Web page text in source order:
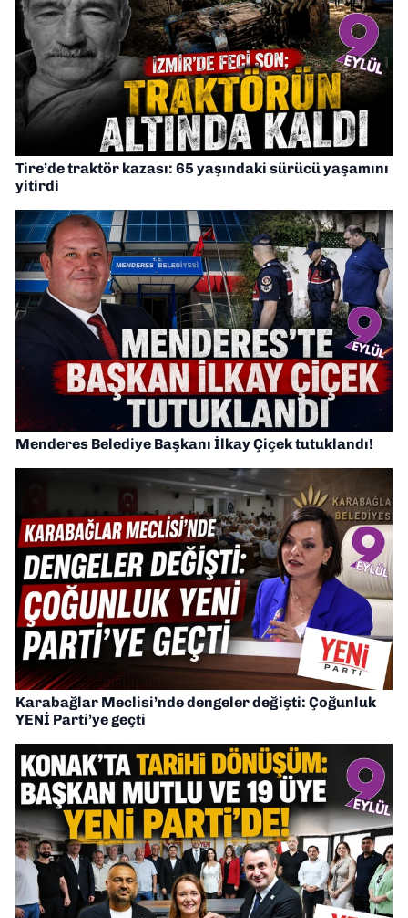
Tire’de traktör kazası: 65 yaşındaki sürücü yaşamını
yitirdi
Menderes Belediye Başkanı İlkay Çiçek tutuklandı!
Karabağlar Meclisi’nde dengeler değişti: Çoğunluk
YENİ Parti’ye geçti